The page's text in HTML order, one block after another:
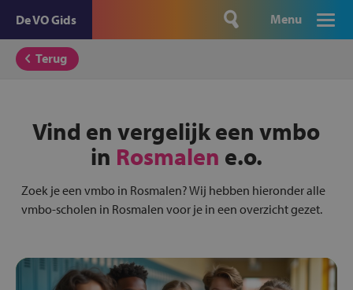
De VO Gids Menu
Terug
Vind en vergelijk een vmbo
in Rosmalen e.o.
Zoek je een vmbo in Rosmalen? Wij hebben hieronder alle
vmbo-scholen in Rosmalen voor je in een overzicht gezet.